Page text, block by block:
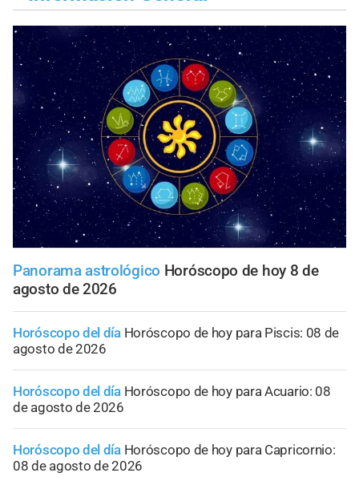
Panorama astrológico Horóscopo de hoy 8 de
agosto de 2026
Horóscopo del día Horóscopo de hoy para Piscis: 08 de
agosto de 2026
Horóscopo del día Horóscopo de hoy para Acuario: 08
de agosto de 2026
Horóscopo del día Horóscopo de hoy para Capricornio:
08 de agosto de 2026